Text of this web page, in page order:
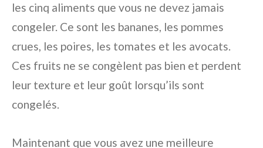
les cinq aliments que vous ne devez jamais
congeler. Ce sont les bananes, les pommes
crues, les poires, les tomates et les avocats.
Ces fruits ne se congèlent pas bien et perdent
leur texture et leur goût lorsqu’ils sont
congelés.
Maintenant que vous avez une meilleure